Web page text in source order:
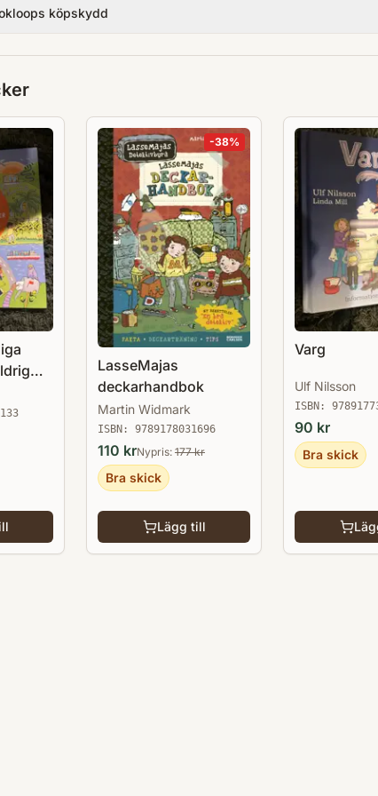
tidigare gett ut hans uppmärksammade
köpskydd
-38%
LasseMajas
deckarhandbok
Martin Widmark
ISBN: 9789178031696
110 krNypris: 177kr
Bra skick
Lägg till
Varg
Ulf Nilsson
ISBN:
90 kr
Bra skick